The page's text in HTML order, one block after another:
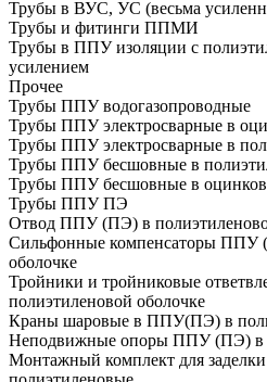
Трубы в ВУС, УС (весьма
Трубы и фитинги ППМИ
Трубы в ППУ изоляции с
усилением
Прочее
Трубы ППУ водогазопроводные
Трубы ППУ электросварные в
Трубы ППУ электросварные в
Трубы ППУ бесшовные в
Трубы ППУ бесшовные в
Трубы ППУ ПЭ
Отвод ППУ (ПЭ) в
Сильфонные компенсаторы ППУ
оболочке
Тройники и тройниковые
полиэтиленовой оболочке
Краны шаровые в ППУ(ПЭ) в
Неподвижные опоры ППУ (ПЭ) в
Монтажный комплект для